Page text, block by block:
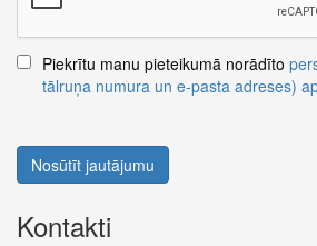
Piekrītu manu pieteikumā norādīto
tālruņa numura un e-pasta adreses)
Nosūtīt jautājumu
Kontakti